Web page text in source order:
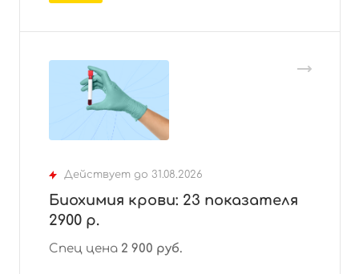
Действует до 31.08.2026
Биохимия крови: 23 показателя
2900 р.
Спец цена 2 900 руб.